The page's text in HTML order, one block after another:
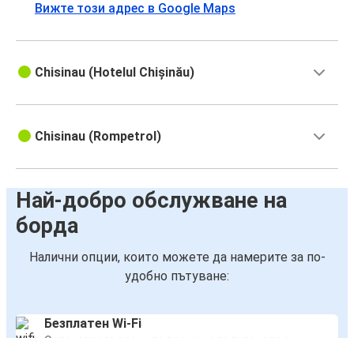
Вижте този адрес в Google Maps
Chisinau (Hotelul Chișinău)
Chisinau (Rompetrol)
Най-добро обслужване на
борда
Налични опции, които можете да намерите за по-
удобно пътуване:
Безплатен Wi-Fi